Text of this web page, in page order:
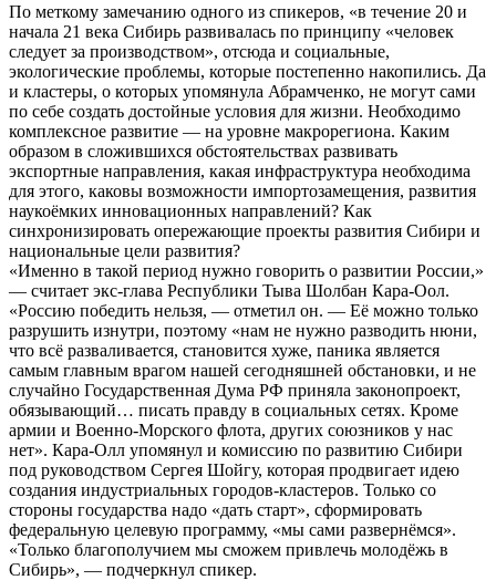
По меткому замечанию одного из спикеров, «в течение 20 и
начала 21 века Сибирь развивалась по принципу «человек
следует за производством», отсюда и социальные,
экологические проблемы, которые постепенно накопились. Да
и кластеры, о которых упомянула Абрамченко, не могут сами
по себе создать достойные условия для жизни. Необходимо
комплексное развитие — на уровне макрорегиона. Каким
образом в сложившихся обстоятельствах развивать
экспортные направления, какая инфраструктура необходима
для этого, каковы возможности импортозамещения, развития
наукоёмких инновационных направлений? Как
синхронизировать опережающие проекты развития Сибири и
национальные цели развития?
«Именно в такой период нужно говорить о развитии России,»
— считает экс-глава Республики Тыва Шолбан Кара-Оол.
«Россию победить нельзя, — отметил он. — Её можно только
разрушить изнутри, поэтому «нам не нужно разводить нюни,
что всё разваливается, становится хуже, паника является
самым главным врагом нашей сегодняшней обстановки, и не
случайно Государственная Дума РФ приняла законопроект,
обязывающий… писать правду в социальных сетях. Кроме
армии и Военно-Морского флота, других союзников у нас
нет». Кара-Олл упомянул и комиссию по развитию Сибири
под руководством Сергея Шойгу, которая продвигает идею
создания индустриальных городов-кластеров. Только со
стороны государства надо «дать старт», сформировать
федеральную целевую программу, «мы сами развернёмся».
«Только благополучием мы сможем привлечь молодёжь в
Сибирь», — подчеркнул спикер.